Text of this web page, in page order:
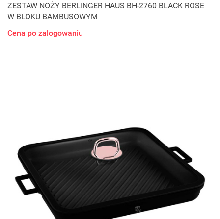
ZESTAW NOŻY BERLINGER HAUS BH-2760 BLACK ROSE
W BLOKU BAMBUSOWYM
Cena po zalogowaniu